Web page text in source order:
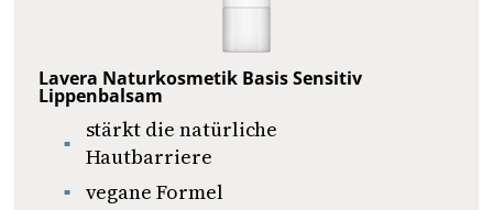
Lavera Naturkosmetik Basis Sensitiv
Lippenbalsam
stärkt die natürliche
Hautbarriere
vegane Formel